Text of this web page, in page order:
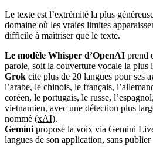
Le texte est l’extrémité la plus
domaine où les vraies limites
difficile à maîtriser que le texte.
Le modèle Whisper d’OpenAI prend
parole, soit la couverture vocale la plus
Grok cite plus de 20 langues pour ses
l’arabe, le chinois, le français,
coréen, le portugais, le russe,
vietnamien, avec une détection plus
nommé (xAI).
Gemini propose la voix via Gemini
langues de son application, sans